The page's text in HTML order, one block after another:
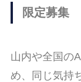
限定募集
山内や全国の
め、同じ気持